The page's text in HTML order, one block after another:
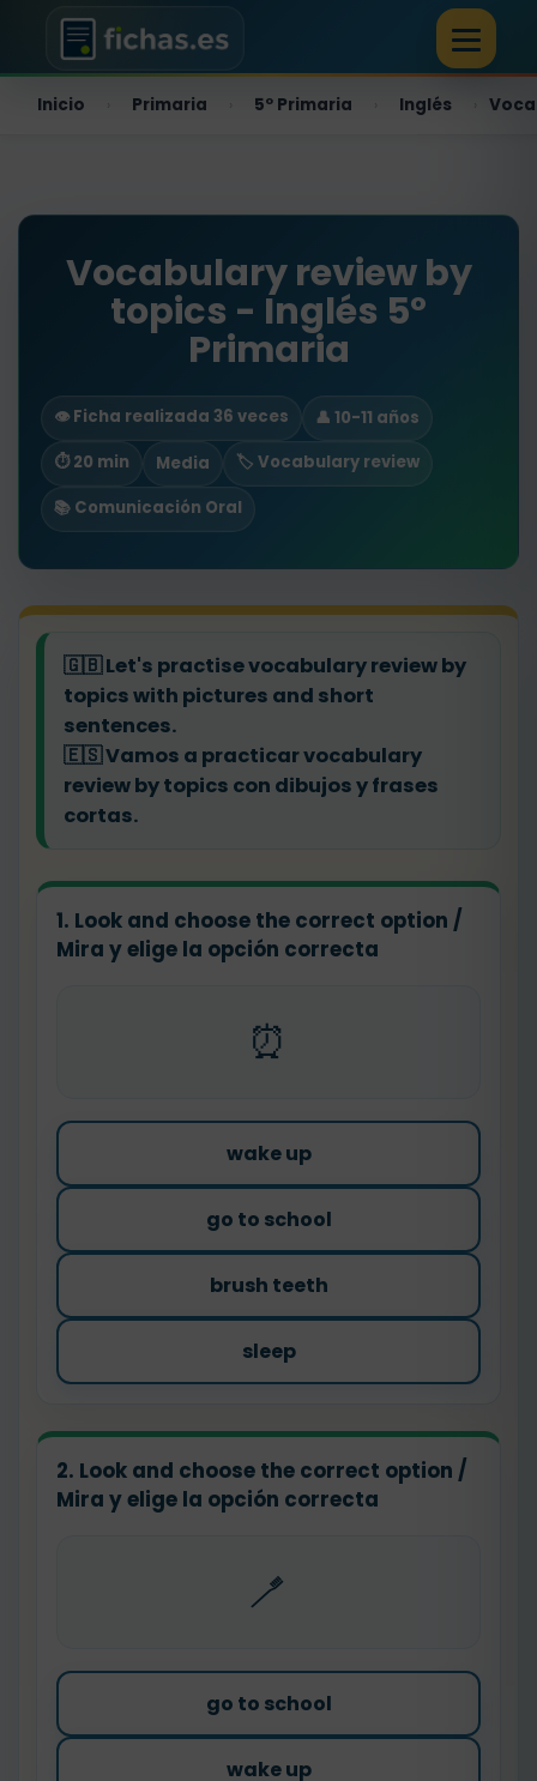
Inicio Primaria 5º Primaria Inglés
Vocabulary review by
topics - Inglés 5º
Primaria
👁️ Ficha realizada 36 veces
👤 10-11 años
⏱ 20 min
Media
🏷️ Vocabulary review
📚 Comunicación Oral
🇬🇧Let's practise vocabulary review by
topics with pictures and short
sentences.
🇪🇸Vamos a practicar vocabulary
review by topics con dibujos y frases
cortas.
1. Look and choose the correct option /
Mira y elige la opción correcta
⏰
wake up
go to school
brush teeth
sleep
2. Look and choose the correct option /
Mira y elige la opción correcta
🪥
go to school
wake up